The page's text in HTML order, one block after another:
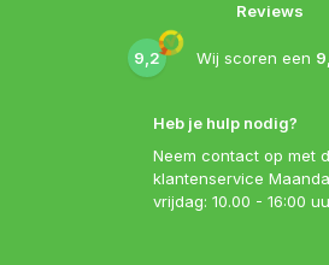
Heb je hulp nodig?
Neem contact op met
klantenservice
vrijdag: 10.00 - 16:00
Reviews
9,2 Wij scoren een